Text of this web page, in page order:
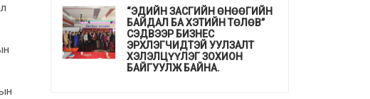
“ЭДИЙН ЗАСГИЙН ӨНӨӨГИЙН
БАЙДАЛ БА ХЭТИЙН ТӨЛӨВ”
СЭДВЭЭР БИЗНЕС
ЭРХЛЭГЧИДТЭЙ УУЛЗАЛТ
ХЭЛЭЛЦҮҮЛЭГ ЗОХИОН
БАЙГУУЛЖ БАЙНА.